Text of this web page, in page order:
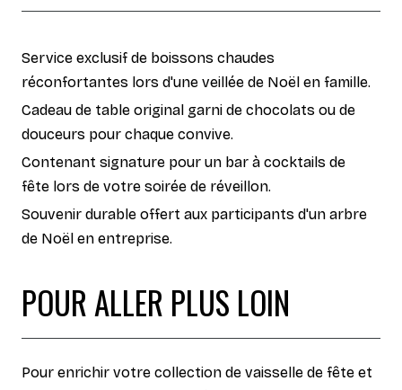
Service exclusif de boissons chaudes
réconfortantes lors d'une veillée de Noël en famille.
Cadeau de table original garni de chocolats ou de
douceurs pour chaque convive.
Contenant signature pour un bar à cocktails de
fête lors de votre soirée de réveillon.
Souvenir durable offert aux participants d'un arbre
de Noël en entreprise.
POUR ALLER PLUS LOIN
Pour enrichir votre collection de vaisselle de fête et